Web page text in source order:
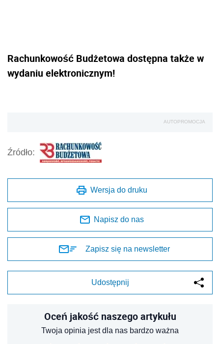
Rachunkowość Budżetowa dostępna także w
wydaniu elektronicznym!
AUTOPROMOCJA
Źródło:
Wersja do druku
Napisz do nas
Zapisz się na newsletter
Udostępnij
Oceń jakość naszego artykułu
Twoja opinia jest dla nas bardzo ważna